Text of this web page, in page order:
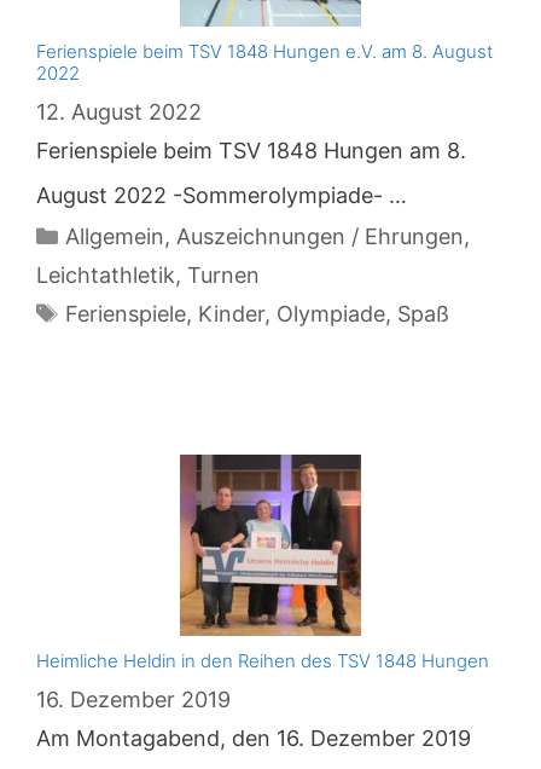
Ferienspiele beim TSV 1848 Hungen e.V. am 8. August
2022
12. August 2022
Ferienspiele beim TSV 1848 Hungen am 8.
August 2022 -Sommerolympiade- …
Kategorien
Allgemein, Auszeichnungen / Ehrungen,
Leichtathletik, Turnen
Schlagwörter
Ferienspiele, Kinder, Olympiade, Spaß
Heimliche Heldin in den Reihen des TSV 1848 Hungen
16. Dezember 2019
Am Montagabend, den 16. Dezember 2019